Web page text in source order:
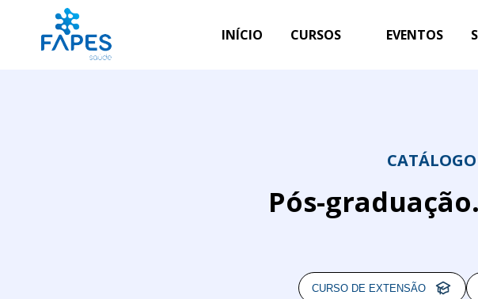
INÍCIO CURSOS EVENTOS
CATÁLOGO
Pós-
CURSO DE EXTENSÃO